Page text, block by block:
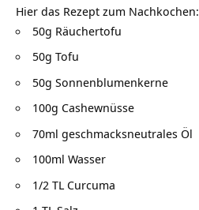
Hier das Rezept zum Nachkochen:
50g Räuchertofu
50g Tofu
50g Sonnenblumenkerne
100g Cashewnüsse
70ml geschmacksneutrales Öl
100ml Wasser
1/2 TL Curcuma